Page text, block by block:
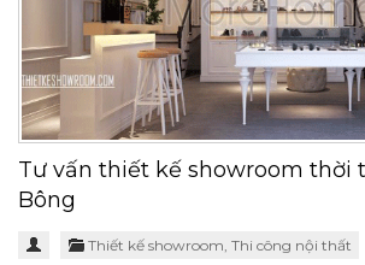
Tư vấn thiết kế showroom thời
Bông
Thiết kế showroom, Thi công nội thất